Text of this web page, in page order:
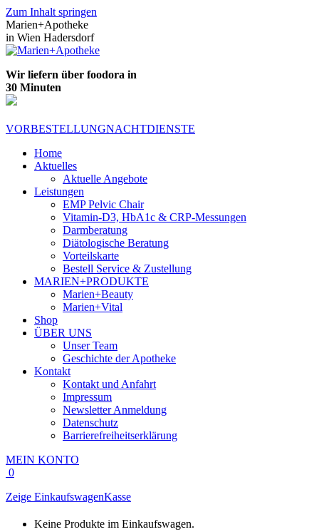
Zum Inhalt springen
Marien+Apotheke
in Wien Hadersdorf
Wir liefern über foodora in
30 Minuten
VORBESTELLUNGNACHTDIENSTE
Home
Aktuelles
Aktuelle Angebote
Leistungen
EMP Pelvic Chair
Vitamin-D3, HbA1c & CRP-Messungen
Darmberatung
Diätologische Beratung
Vorteilskarte
Bestell Service & Zustellung
MARIEN+PRODUKTE
Marien+Beauty
Marien+Vital
Shop
ÜBER UNS
Unser Team
Geschichte der Apotheke
Kontakt
Kontakt und Anfahrt
Impressum
Newsletter Anmeldung
Datenschutz
Barrierefreiheitserklärung
MEIN KONTO
0
Zeige EinkaufswagenKasse
Keine Produkte im Einkaufswagen.